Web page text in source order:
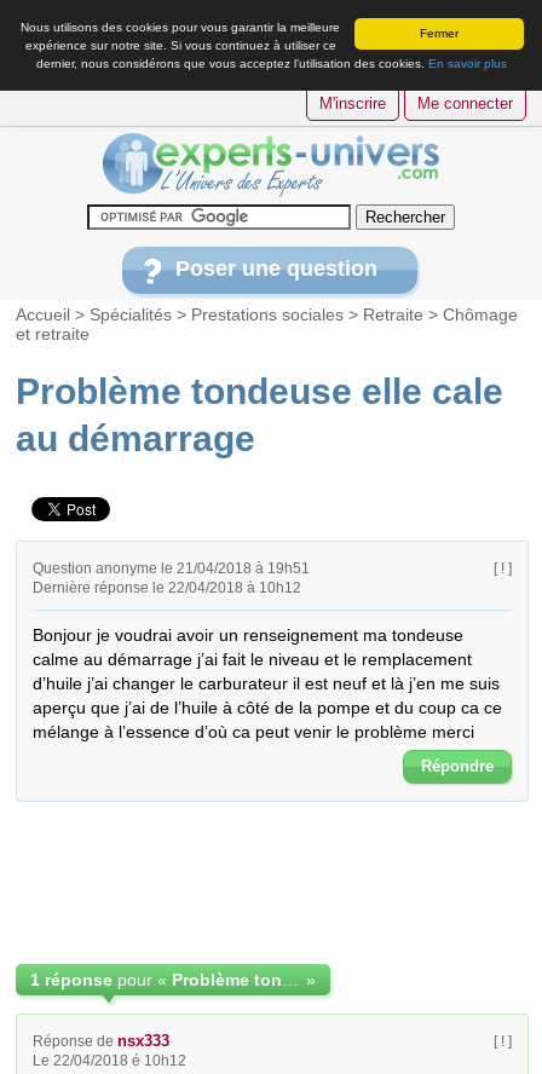
Fermer
Nous utilisons des cookies pour vous garantir la meilleure
expérience sur notre site. Si vous continuez à utiliser ce
dernier, nous considérons que vous acceptez l’utilisation des cookies. En savoir plus
M'inscrire Me connecter
Poser une question
Accueil > Spécialités > Prestations sociales > Retraite >Chômage
et retraite
Problème tondeuse elle cale
au démarrage
Question anonyme le 21/04/2018 à 19h51
Dernière réponse le 22/04/2018 à 10h12
[ ! ]
Bonjour je voudrai avoir un renseignement ma tondeuse
calme au démarrage j’ai fait le niveau et le remplacement
d’huile j’ai changer le carburateur il est neuf et là j’en me suis
aperçu que j’ai de l’huile à côté de la pompe et du coup ca ce
mélange à l’essence d’où ca peut venir le problème merci
Répondre
1 réponse pour « »
Réponse densx333
Le 22/04/2018 é 10h12
[ ! ]